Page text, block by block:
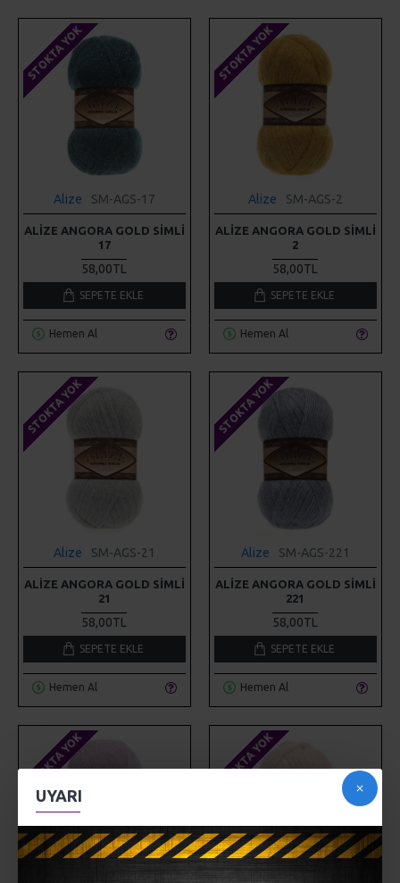
UYARI
STOKTA YOK
Alize SM-AGS-17
ALIZE ANGORA GOLD SIMLI
17
58,00TL
SEPETE EKLE
Hemen Al
STOKTA YOK
Alize SM-AGS-2
ALIZE ANGORA GOLD SIMLI
2
58,00TL
SEPETE EKLE
Hemen Al
STOKTA YOK
Alize SM-AGS-21
ALIZE ANGORA GOLD SIMLI
21
58,00TL
SEPETE EKLE
Hemen Al
STOKTA YOK
Alize SM-AGS-221
ALIZE ANGORA GOLD SIMLI
221
58,00TL
SEPETE EKLE
Hemen Al
STOKTA YOK STOKTA YOK